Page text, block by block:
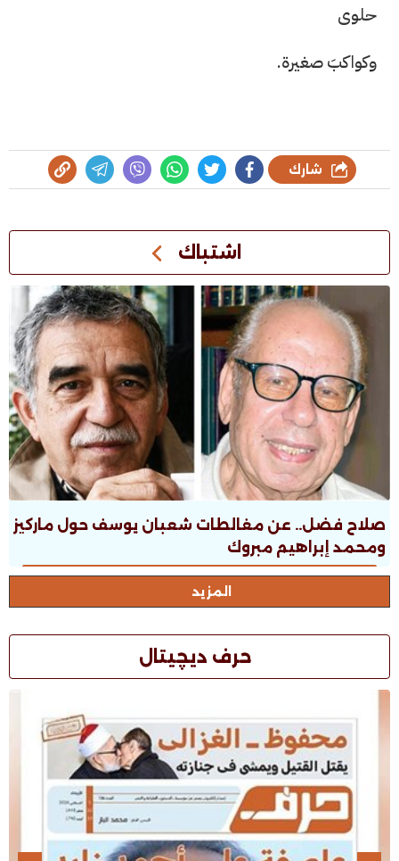
حلوى
وكواكبَ صغيرة.
شارك
اشتباك
صلاح فضل.. عن مغالطات شعبان يوسف حول ماركيز
ومحمد إبراهيم مبروك
المزيد
حرف ديچيتال